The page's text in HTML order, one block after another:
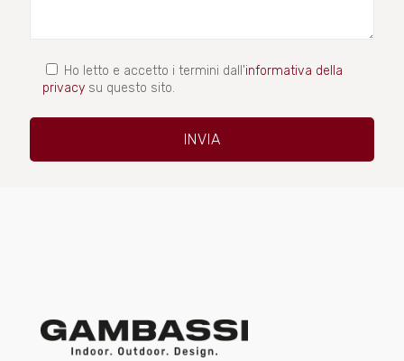
Ho letto e accetto i termini dall'informativa della
privacy su questo sito.